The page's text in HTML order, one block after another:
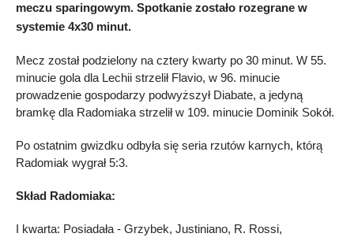
meczu sparingowym. Spotkanie zostało rozegrane w
systemie 4x30 minut.
Mecz został podzielony na cztery kwarty po 30 minut. W 55.
minucie gola dla Lechii strzelił Flavio, w 96. minucie
prowadzenie gospodarzy podwyższył Diabate, a jedyną
bramkę dla Radomiaka strzelił w 109. minucie Dominik Sokół.
Po ostatnim gwizdku odbyła się seria rzutów karnych, którą
Radomiak wygrał 5:3.
Skład Radomiaka:
I kwarta: Posiadała - Grzybek, Justiniano, R. Rossi,